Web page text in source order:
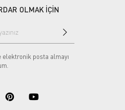
OLMAK İÇİN
elektronik posta almayı